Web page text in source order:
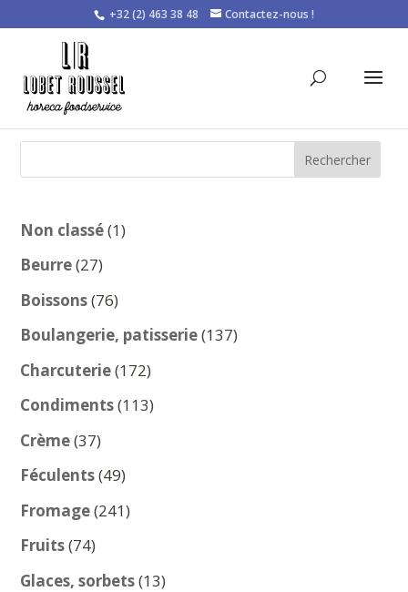
+32 (2) 463 38 48 Contactez-nous !
Rechercher
Non classé 11
Beurre 2727
produits
Boissons 7676
produits
Boulangerie, patisserie 137137
Charcuterie 172172
produits
Condiments 113113
Crème 3737
produits
Féculents 4949
produits
Fromage 241241
Fruits 7474
produits
Glaces, sorbets 1313